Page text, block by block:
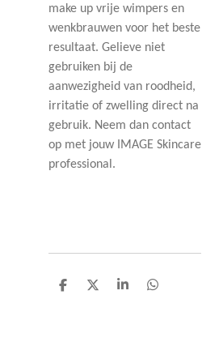
make up vrije wimpers en
wenkbrauwen voor het beste
resultaat. Gelieve niet
gebruiken bij de
aanwezigheid van roodheid,
irritatie of zwelling direct na
gebruik. Neem dan contact
op met jouw IMAGE Skincare
professional.
D
D
S
D